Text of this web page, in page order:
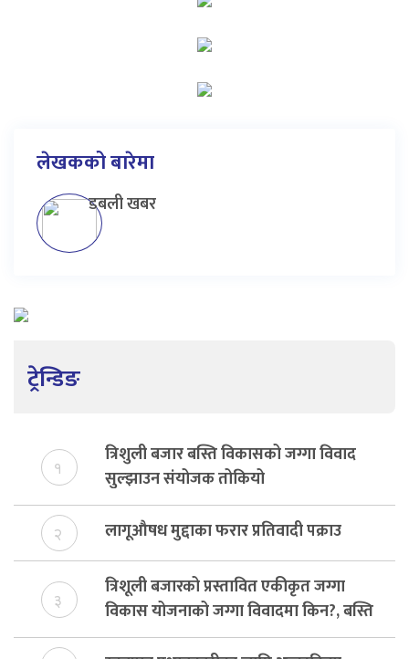
लेखकको बारेमा
डबली खबर
ट्रेन्डिङ
१
त्रिशुली बजार बस्ति विकासको जग्गा विवाद
सुल्झाउन संयोजक तोकियो
२ लागूऔषध मुद्दाका फरार प्रतिवादी पक्राउ
३
त्रिशूली बजारको प्रस्तावित एकीकृत जग्गा
विकास योजनाको जग्गा विवादमा किन?, बस्ति
विकास दर्ता नभए समिति विघटन हुने